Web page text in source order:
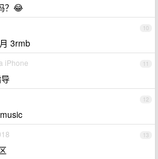
？😂
10
3rmb
11
iPhone
12
13